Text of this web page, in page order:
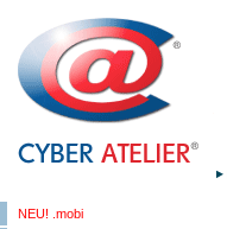
NEU! .mobi